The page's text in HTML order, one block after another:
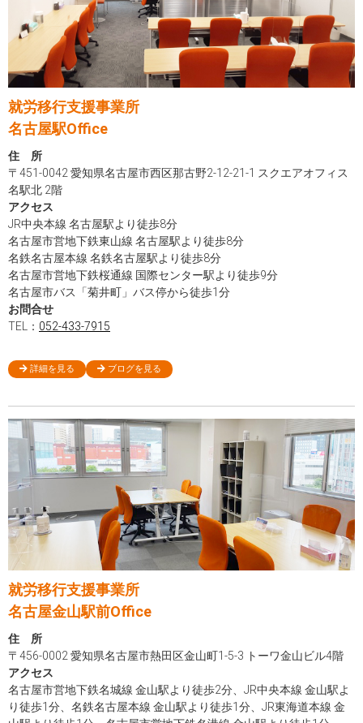
就労移行支援事業所
名古屋駅Office
住 所
〒451-0042 愛知県名古屋市西区那古野2-12-21-1 スクエアオフィス
名駅北 2階
アクセス
JR中央本線 名古屋駅より徒歩8分
名古屋市営地下鉄東山線 名古屋駅より徒歩8分
名鉄名古屋本線 名鉄名古屋駅より徒歩8分
名古屋市営地下鉄桜通線 国際センター駅より徒歩9分
名古屋市バス「菊井町」バス停から徒歩1分
お問合せ
TEL： 052-433-7915
詳細を見る ブログを見る
就労移行支援事業所
名古屋金山駅前Office
住 所
〒456-0002 愛知県名古屋市熱田区金山町1-5-3 トーワ金山ビル4階
アクセス
名古屋市営地下鉄名城線 金山駅より徒歩2分、JR中央本線 金山駅よ
り徒歩1分、名鉄名古屋本線 金山駅より徒歩1分、JR東海道本線 金